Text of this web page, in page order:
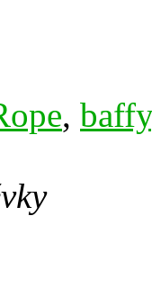
, baffy